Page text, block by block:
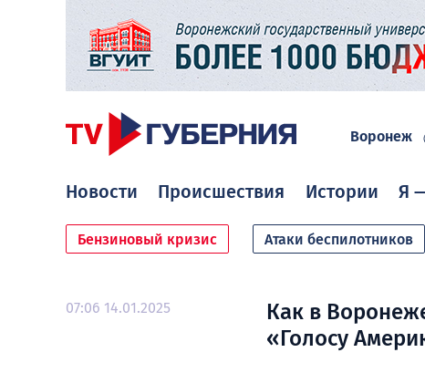
Воронеж
Новости Происшествия Истории Я
Бензиновый кризис Атаки беспилотников
07:06 14.01.2025
Как в
«Голосу